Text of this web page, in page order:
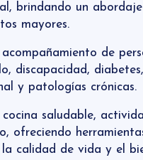
brindando un
mayores.
de
discapacidad,
y patologías crónicas.
saludable,
ofreciendo
calidad de vida y el